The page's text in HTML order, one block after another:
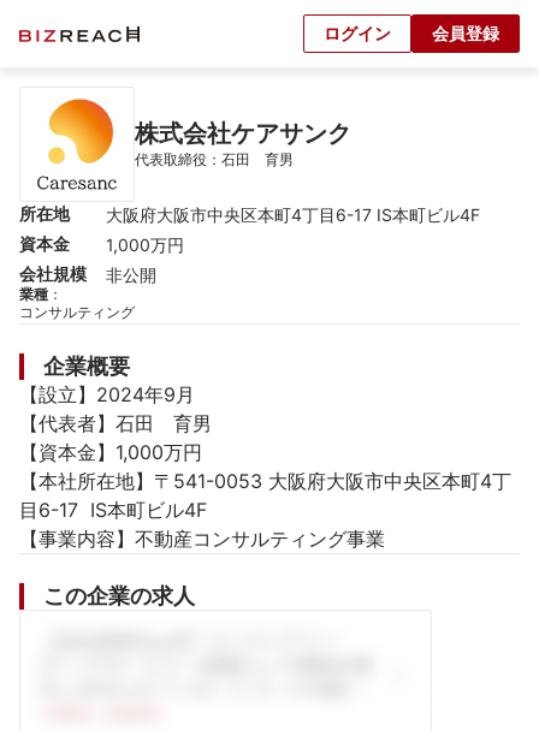
ログイン 会員登録
株式会社ケアサンク
代表取締役：石田　育男
所在地
大阪府大阪市中央区本町4丁目6-17 IS本町ビル4F
資本金
1,000万円
会社規模
非公開
業種 ：
コンサルティング
企業概要
【設立】2024年9月
【代表者】石田　育男
【資本金】1,000万円
【本社所在地】〒541-0053 大阪府大阪市中央区本町4丁
目6-17  IS本町ビル4F
【事業内容】不動産コンサルティング事業
この企業の求人